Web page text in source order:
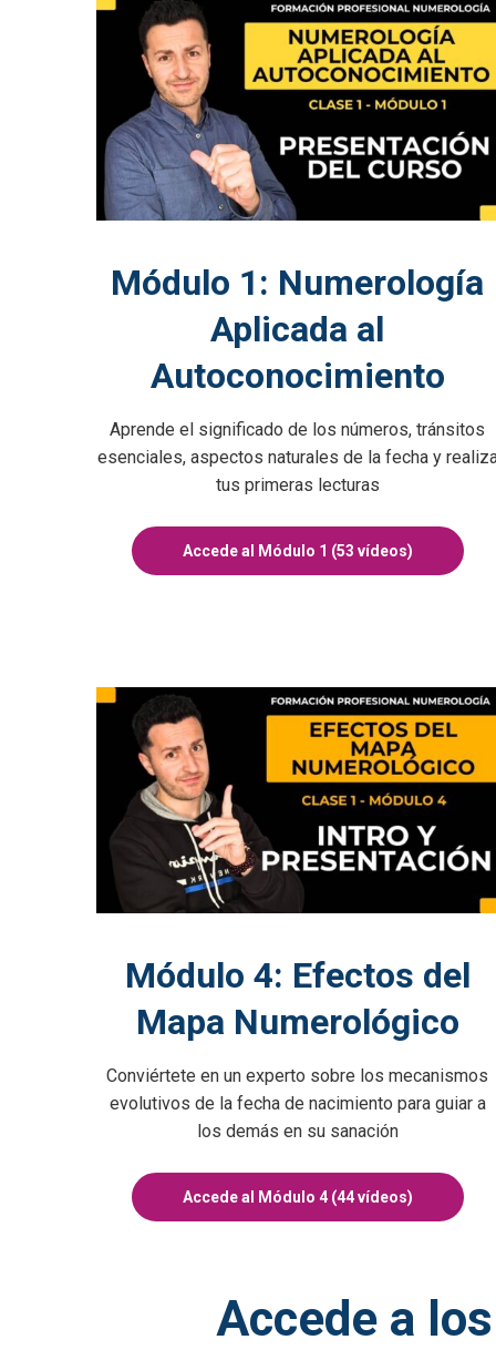
Módulo 1: Numerología
Aplicada al
Autoconocimiento
Aprende el significado de los números, tránsitos
esenciales, aspectos naturales de la fecha y
tus primeras lecturas
Accede al Módulo 1 (53 vídeos)
Módulo 4: Efectos del
Mapa Numerológico
Conviértete en un experto sobre los mecanismos
evolutivos de la fecha de nacimiento para guiar a
los demás en su sanación
Accede al Módulo 4 (44 vídeos)
Accede a